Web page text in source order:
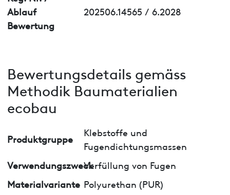
Ablauf
Bewertung
202506.14565 / 6.2028
Bewertungsdetails gemäss
Methodik Baumaterialien
ecobau
Produktgruppe
Klebstoffe und
Fugendichtungsmassen
VerwendungszweckVerfüllung von Fugen
Materialvariante Polyurethan (PUR)